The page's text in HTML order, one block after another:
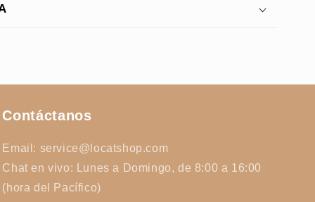
Contáctanos
Email: service@locatshop.com
Chat en vivo: Lunes a Domingo, de 8:00 a 16:00
(hora del Pacífico)